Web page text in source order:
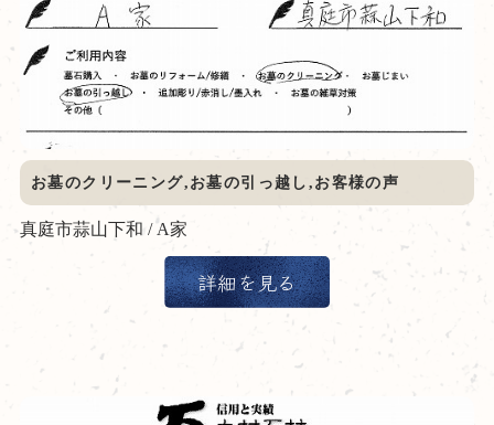
お墓のクリーニング,お墓の引っ越し,お客様の声
真庭市蒜山下和 / A家
詳細を見る